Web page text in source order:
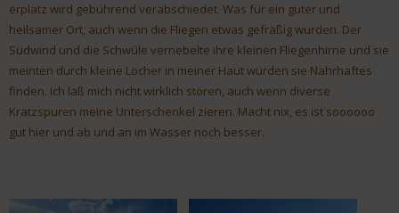
erplatz wird gebührend verabschiedet. Was für ein guter und
heilsamer Ort, auch wenn die Fliegen etwas gefräßig wurden. Der
Südwind und die Schwüle vernebelte ihre kleinen Fliegenhirne und sie
meinten durch kleine Löcher in meiner Haut würden sie Nahrhaftes
finden. Ich laß mich nicht wirklich stören, auch wenn diverse
Kratzspuren meine Unterschenkel zieren. Macht nix, es ist soooooo
gut hier und ab und an im Wasser noch besser.